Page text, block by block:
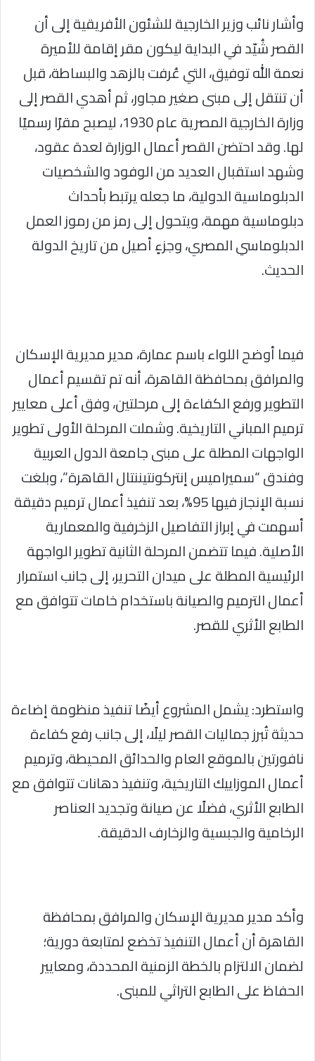
وأشار نائب وزير الخارجية للشئون الأفريقية إلى أن
القصر شُيّد في البداية ليكون مقر إقامة للأميرة
نعمة الله توفيق، التي عُرفت بالزهد والبساطة، قبل
أن تنتقل إلى مبنى صغير مجاور، ثم أهدي القصر إلى
وزارة الخارجية المصرية عام 1930، ليصبح مقرًا رسميًا
لها. وقد احتضن القصر أعمال الوزارة لعدة عقود،
وشهد استقبال العديد من الوفود والشخصيات
الدبلوماسية الدولية، ما جعله يرتبط بأحداث
دبلوماسية مهمة، ويتحول إلى رمز من رموز العمل
الدبلوماسي المصري، وجزءٍ أصيل من تاريخ الدولة
الحديث.
فيما أوضح اللواء باسم عمارة، مدير مديرية الإسكان
والمرافق بمحافظة القاهرة، أنه تم تقسيم أعمال
التطوير ورفع الكفاءة إلى مرحلتين، وفق أعلى معايير
ترميم المباني التاريخية. وشملت المرحلة الأولى تطوير
الواجهات المطلة على مبنى جامعة الدول العربية
وفندق “سميراميس إنتركونتيننتال القاهرة”، وبلغت
نسبة الإنجاز فيها 95%، بعد تنفيذ أعمال ترميم دقيقة
أسهمت في إبراز التفاصيل الزخرفية والمعمارية
الأصلية. فيما تتضمن المرحلة الثانية تطوير الواجهة
الرئيسية المطلة على ميدان التحرير، إلى جانب استمرار
أعمال الترميم والصيانة باستخدام خامات تتوافق مع
الطابع الأثري للقصر.
واستطرد: يشمل المشروع أيضًا تنفيذ منظومة إضاءة
حديثة تُبرز جماليات القصر ليلًا، إلى جانب رفع كفاءة
نافورتين بالموقع العام والحدائق المحيطة، وترميم
أعمال الموزاييك التاريخية، وتنفيذ دهانات تتوافق مع
الطابع الأثري، فضلًا عن صيانة وتجديد العناصر
الرخامية والجبسية والزخارف الدقيقة.
وأكد مدير مديرية الإسكان والمرافق بمحافظة
القاهرة أن أعمال التنفيذ تخضع لمتابعة دورية؛
لضمان الالتزام بالخطة الزمنية المحددة، ومعايير
الحفاظ على الطابع التراثي للمبنى.